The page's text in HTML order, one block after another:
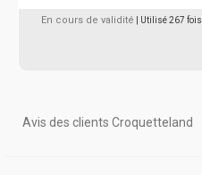
En cours de validité | Utilisé 267 fois
Avis des clients Croquetteland